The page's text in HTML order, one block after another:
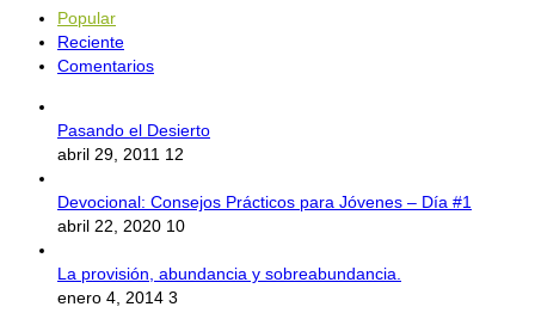
Popular
Reciente
Comentarios
Pasando el Desierto
abril 29, 2011 12
Devocional: Consejos Prácticos para Jóvenes – Día #1
abril 22, 2020 10
La provisión, abundancia y sobreabundancia.
enero 4, 2014 3